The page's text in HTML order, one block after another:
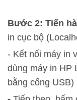
Bước 2: Tiến
in cục bộ
- Kết nối máy in
dùng máy in HP
bằng cổng USB)